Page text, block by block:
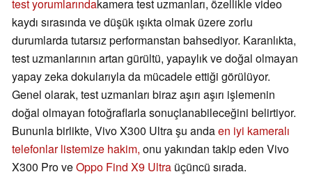
test yorumlarındakamera test uzmanları, özellikle video
kaydı sırasında ve düşük ışıkta olmak üzere zorlu
durumlarda tutarsız performanstan bahsediyor. Karanlıkta,
test uzmanlarının artan gürültü, yapaylık ve doğal olmayan
yapay zeka dokularıyla da mücadele ettiği görülüyor.
Genel olarak, test uzmanları biraz aşırı aşırı işlemenin
doğal olmayan fotoğraflarla sonuçlanabileceğini belirtiyor.
Bununla birlikte, Vivo X300 Ultra şu andaen iyi kameralı
telefonlar listemize hakim, onu yakından takip eden Vivo
X300 Pro veOppo Find X9 Ultra üçüncü sırada.